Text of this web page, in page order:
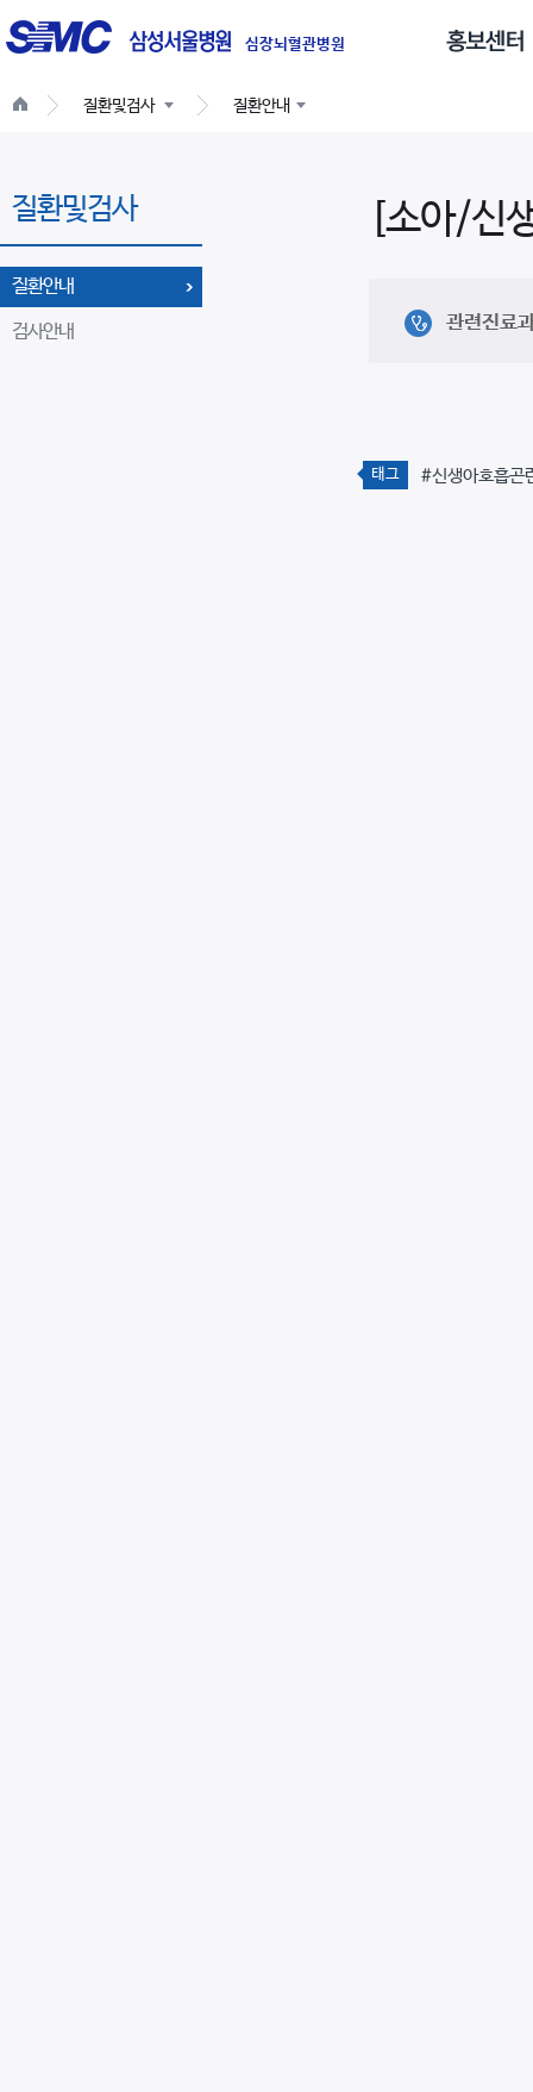
심장뇌혈관병원
글
로
네
이
션
질환및검사 질환안내
질환및검사
질환안내
검사안내
[소아/신
관련진료
태그 #신생아호흡곤